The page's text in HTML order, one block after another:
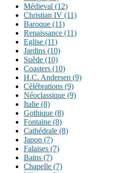
Médieval (12)
Christian IV (11)
Baroque (11)
Renaissance (11)
Eglise (11)
Jardins (10)
Suède (10)
Coasters (10)
H.C. Andersen (9)
Célébrations (9)
Néoclassique (9)
Italie (8)
Gothique (8)
Fontaine (8)
Cathédrale (8)
Japon (7)
Falaises (7)
Bains (7)
Chapelle (7)